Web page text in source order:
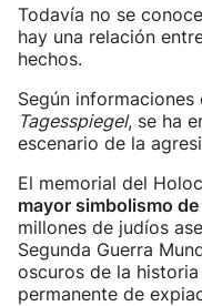
Todavía no se
hay una relación
hechos.
Según
Tagesspiegel, se ha
escenario de la
El memorial del
mayor simbolismo
millones de judíos
Segunda Guerra
oscuros de la
permanente de